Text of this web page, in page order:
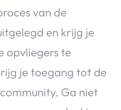
van de
en krijg je
opvliegers te
je toegang tot de
Ga niet